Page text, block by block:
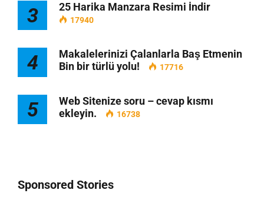
3 25 Harika Manzara Resimi İndir
17940
4
Makalelerinizi Çalanlarla Baş Etmenin
Bin bir türlü yolu!
17716
5
Web Sitenize soru – cevap kısmı
ekleyin.
16738
Sponsored Stories